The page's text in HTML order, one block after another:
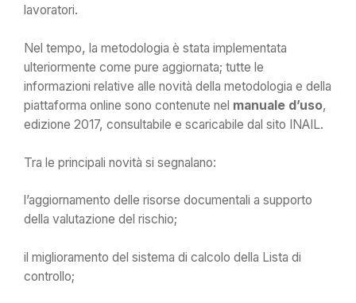
lavoratori.
Nel tempo, la metodologia è stata implementata
ulteriormente come pure aggiornata; tutte le
informazioni relative alle novità della metodologia e della
piattaforma online sono contenute nel manuale d’uso,
edizione 2017, consultabile e scaricabile dal sito INAIL.
Tra le principali novità si segnalano:
l’aggiornamento delle risorse documentali a supporto
della valutazione del rischio;
il miglioramento del sistema di calcolo della Lista di
controllo;